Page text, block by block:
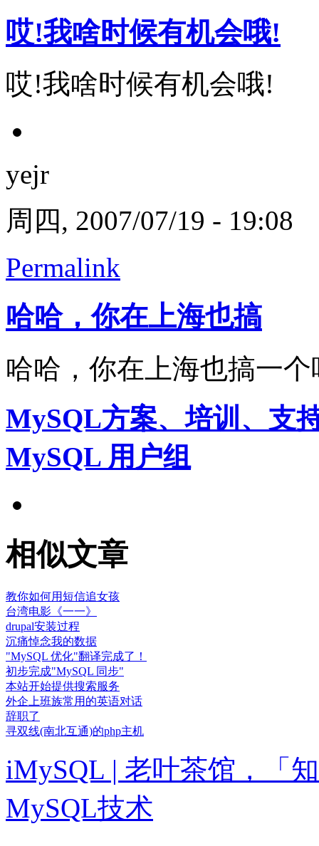
哎!我啥时候有机会哦!
哎!我啥时候有机会哦!
yejr
周四, 2007/07/19 - 19:08
Permalink
哈哈，你在上海也搞
哈哈，你在上海也搞一个
MySQL方案、培训、支
MySQL 用户组
相似文章
教你如何用短信追女孩
台湾电影《一一》
drupal安装过程
沉痛悼念我的数据
"MySQL 优化"翻译完成了！
初步完成"MySQL 同步"
本站开始提供搜索服务
外企上班族常用的英语对话
辞职了
寻双线(南北互通)的php主机
iMySQL | 老叶茶馆，「
MySQL技术